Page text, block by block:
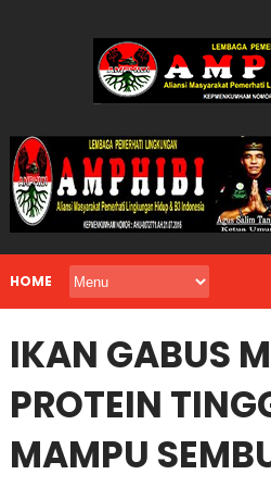
HOME
IKAN GABUS
PROTEIN
MAMPU